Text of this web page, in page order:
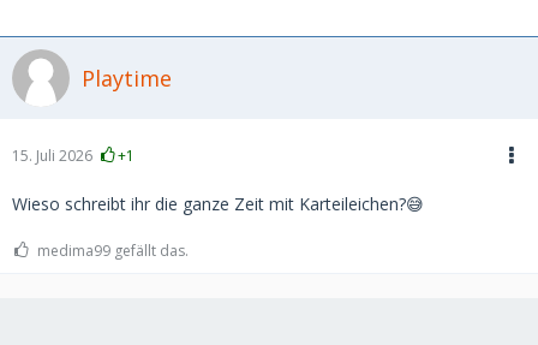
Playtime
15. Juli 2026 +1
Wieso schreibt ihr die ganze Zeit mit Karteileichen?😅
medima99 gefällt das.